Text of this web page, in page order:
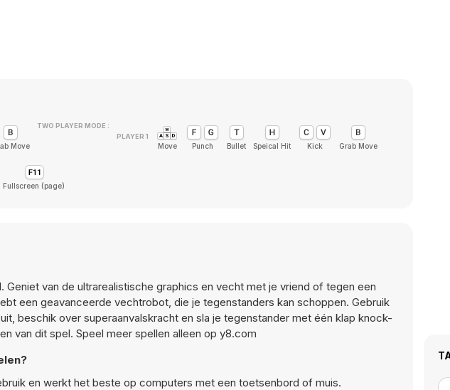
Move
TWO PLAYER MODE :
Move Punch Bullet Speical Hit Kick Grab Move
Fullscreen (page)
van de ultrarealistische graphics en vecht met je vriend of tegen een
een geavanceerde vechtrobot, die je tegenstanders kan schoppen. Gebruik
beschik over superaanvalskracht en sla je tegenstander met één klap knock-
van dit spel. Speel meer spellen alleen op y8.com
en werkt het beste op computers met een toetsenbord of muis.